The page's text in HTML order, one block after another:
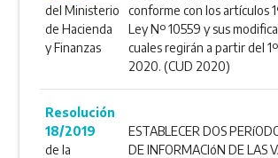
del Ministerio
de Hacienda
y Finanzas
conforme con los artículos
Ley Nº 10559 y sus
cuales regirán a partir del
2020. (CUD 2020)
Resolución
18/2019
de la
ESTABLECER DOS
DE INFORMACIóN DE LAS